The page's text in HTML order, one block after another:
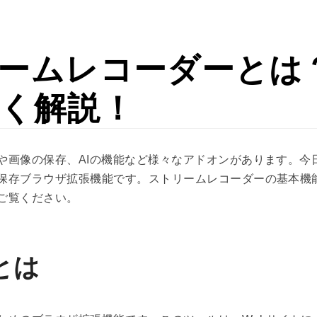
ムレコーダーとは
解説！
像の保存、AIの機能など様々なアドオンがあります。今
ブラウザ拡張機能です。ストリームレコーダーの基本機
覧ください。
は